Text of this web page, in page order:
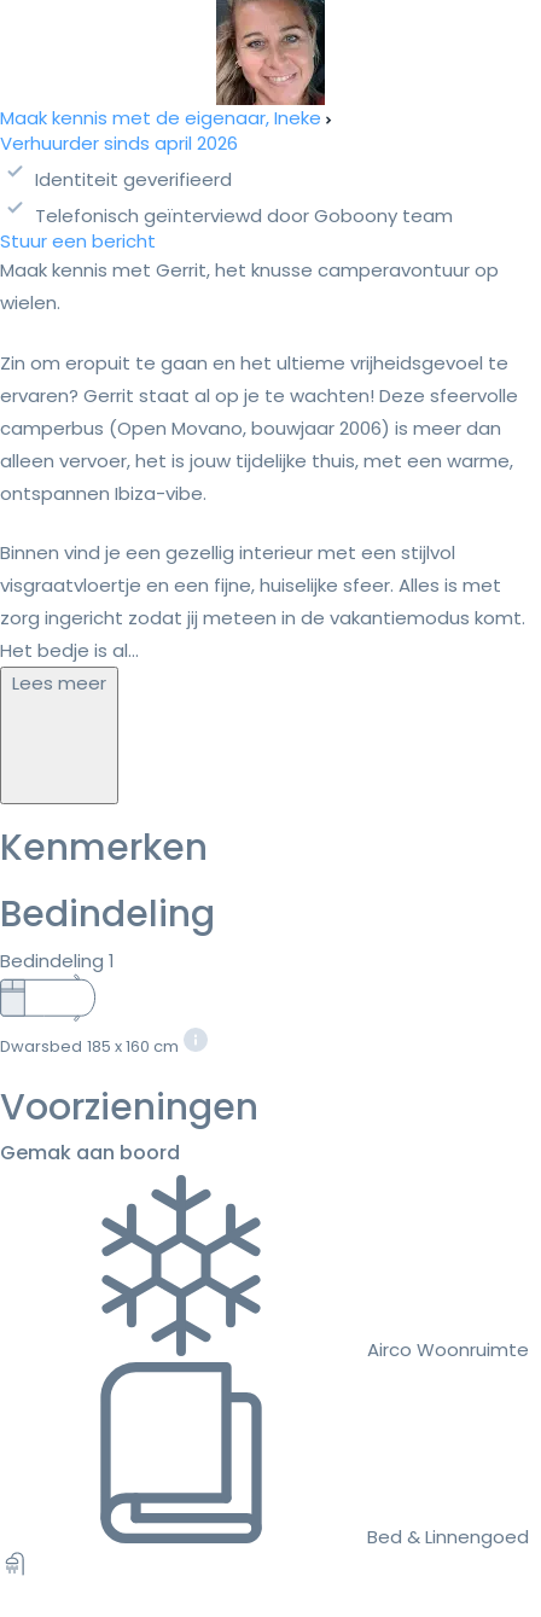
Maak kennis met de eigenaar, Ineke
Verhuurder sinds april 2026
Identiteit geverifieerd
Telefonisch geïnterviewd door Goboony team
Stuur een bericht
Maak kennis met Gerrit, het knusse camperavontuur op
wielen.
Zin om eropuit te gaan en het ultieme vrijheidsgevoel te
ervaren? Gerrit staat al op je te wachten! Deze sfeervolle
camperbus (Open Movano, bouwjaar 2006) is meer dan
alleen vervoer, het is jouw tijdelijke thuis, met een warme,
ontspannen Ibiza-vibe.
Binnen vind je een gezellig interieur met een stijlvol
visgraatvloertje en een fijne, huiselijke sfeer. Alles is met
zorg ingericht zodat jij meteen in de vakantiemodus komt.
Het bedje is al...
Lees meer
Kenmerken
Bedindeling
Bedindeling 1
Dwarsbed 185 x 160 cm
Voorzieningen
Gemak aan boord
Airco Woonruimte
Bed & Linnengoed